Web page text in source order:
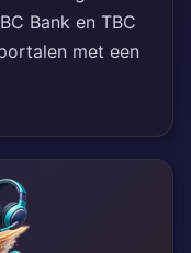
Bank en TBC
met een